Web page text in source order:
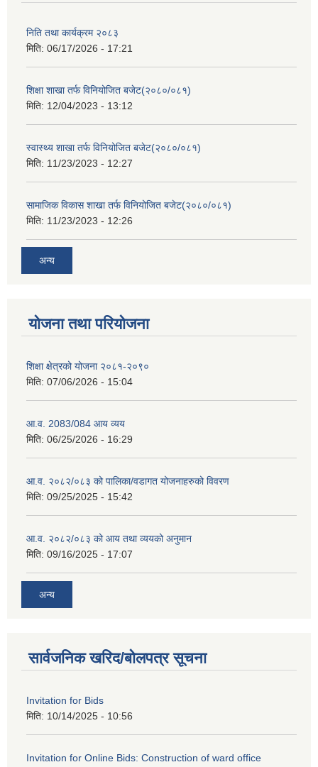
निति तथा कार्यक्रम २०८३
मिति: 06/17/2026 - 17:21
शिक्षा शाखा तर्फ विनियोजित बजेट(२०८०/०८१)
मिति: 12/04/2023 - 13:12
स्वास्थ्य शाखा तर्फ विनियोजित बजेट(२०८०/०८१)
मिति: 11/23/2023 - 12:27
सामाजिक विकास शाखा तर्फ विनियोजित बजेट(२०८०/०८१)
मिति: 11/23/2023 - 12:26
अन्य
योजना तथा परियोजना
शिक्षा क्षेत्रको योजना २०८१-२०९०
मिति: 07/06/2026 - 15:04
आ.व. 2083/084 आय व्यय
मिति: 06/25/2026 - 16:29
आ.व. २०८२/०८३ को पालिका/वडागत योजनाहरुको विवरण
मिति: 09/25/2025 - 15:42
आ.व. २०८२/०८३ को आय तथा व्ययको अनुमान
मिति: 09/16/2025 - 17:07
अन्य
सार्वजनिक खरिद/बोलपत्र सूचना
Invitation for Bids
मिति: 10/14/2025 - 10:56
Invitation for Online Bids: Construction of ward office